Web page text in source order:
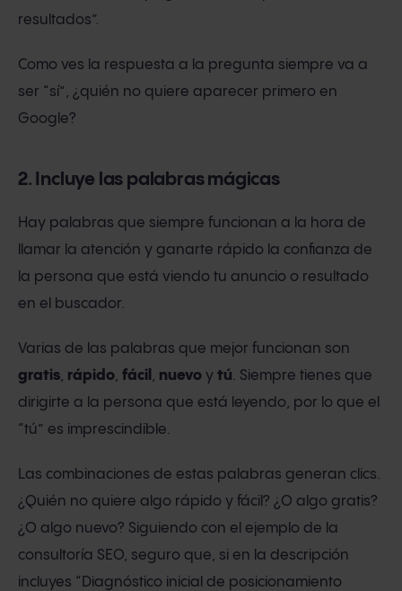
resultados”.
Como ves la respuesta a la pregunta siempre va a
ser “sí”, ¿quién no quiere aparecer primero en
Google?
2. Incluye las palabras mágicas
Hay palabras que siempre funcionan a la hora de
llamar la atención y ganarte rápido la confianza de
la persona que está viendo tu anuncio o resultado
en el buscador.
Varias de las palabras que mejor funcionan son
gratis, rápido, fácil , nuevo y tú. Siempre tienes que
dirigirte a la persona que está leyendo, por lo que el
“tú” es imprescindible.
Las combinaciones de estas palabras generan clics.
¿Quién no quiere algo rápido y fácil? ¿O algo gratis?
¿O algo nuevo? Siguiendo con el ejemplo de la
consultoría SEO, seguro que, si en la descripción
incluyes “Diagnóstico inicial de posicionamiento